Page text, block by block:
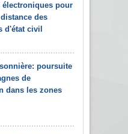
électroniques pour
des
d'état civil
poursuite
de
dans les zones